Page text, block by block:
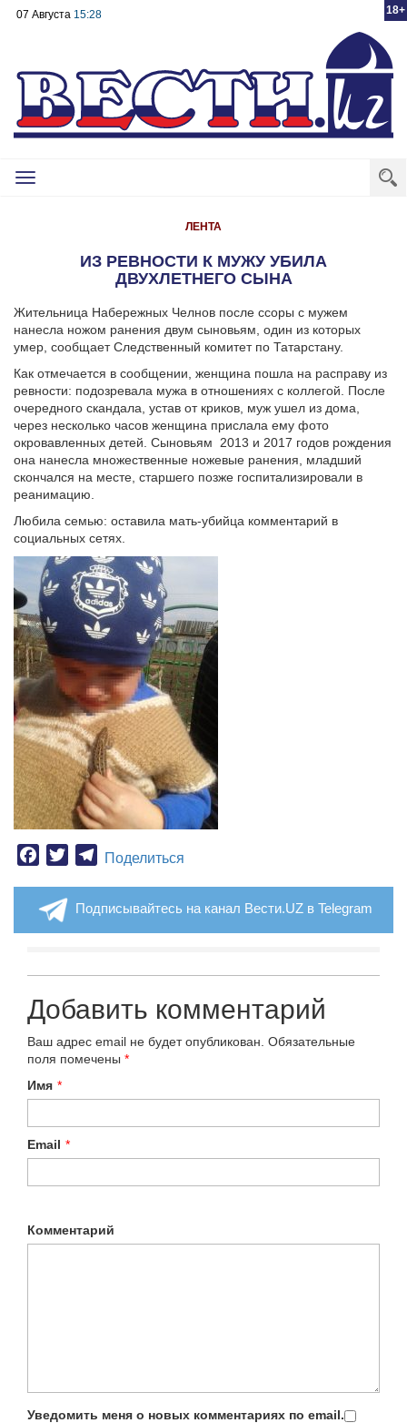
18+
07 Августа 15:28
Toggle
ЛЕНТА
ИЗ РЕВНОСТИ К МУЖУ УБИЛА
ДВУХЛЕТНЕГО СЫНА
Жительница Набережных Челнов после ссоры с мужем
нанесла ножом ранения двум сыновьям, один из которых
умер, сообщает Следственный комитет по Татарстану.
Как отмечается в сообщении, женщина пошла на расправу из
ревности: подозревала мужа в отношениях с коллегой. После
очередного скандала, устав от криков, муж ушел из дома,
через несколько часов женщина прислала ему фото
окровавленных детей. Сыновьям 2013 и 2017 годов рождения
она нанесла множественные ножевые ранения, младший
скончался на месте, старшего позже госпитализировали в
реанимацию.
Любила семью: оставила мать-убийца комментарий в
социальных сетях.
Facebook
TwitterTelegram
Поделиться
Подписывайтесь на канал Вести.UZ в Telegram
Добавить комментарий
Ваш адрес email не будет опубликован. Обязательные
поля помечены *
Имя *
Email *
Комментарий
Уведомить меня о новых комментариях по email.